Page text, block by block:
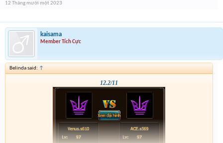
12 Tháng mười một 2023
kaisama
Member Tích Cực
Belinda said: ↑
12.2/11